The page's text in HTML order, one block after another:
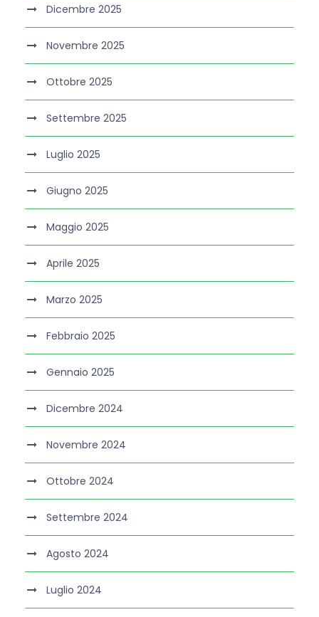
Dicembre 2025
Novembre 2025
Ottobre 2025
Settembre 2025
Luglio 2025
Giugno 2025
Maggio 2025
Aprile 2025
Marzo 2025
Febbraio 2025
Gennaio 2025
Dicembre 2024
Novembre 2024
Ottobre 2024
Settembre 2024
Agosto 2024
Luglio 2024